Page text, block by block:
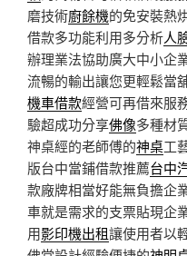
磨技術廚餘機的免安裝熱
借款多功能利用多分析人
辦理業法協助廣大中小企
流暢的輸出讓您更輕鬆當
機車借款經營可再借來服
驗超成功分享佛像多種材
神桌經的老師傅的神桌工
版台中當鋪借款推薦台中
款廠牌相當好能無負擔企
車就是需求的支票貼現企
用影印機出租讓使用者以